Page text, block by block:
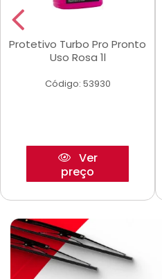
Protetivo Turbo Pro Pronto
Uso Rosa 1l
Código: 53930
Ver
preço